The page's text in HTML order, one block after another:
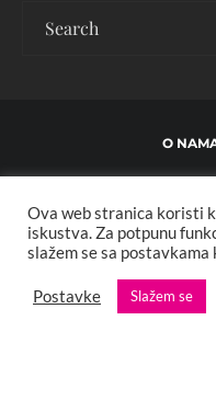
O
POLITIKA
Copyright © 2013 - 2025 FBL
Ova web stranica koristi
iskustva. Za potpunu
slažem se sa
Postavke Slažem se